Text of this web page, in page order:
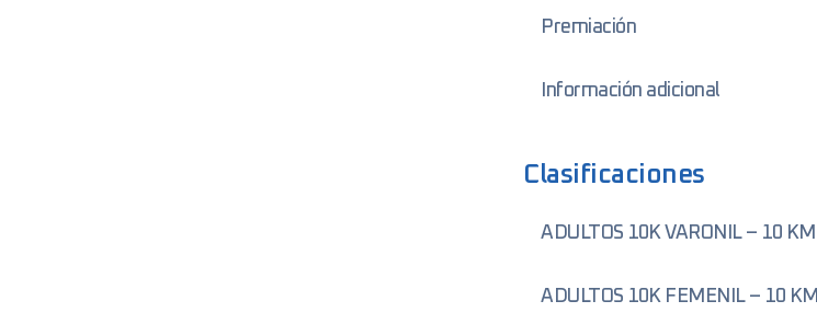
Premiación
Información adicional
Clasificaciones
ADULTOS 10K VARONIL – 10 KM
ADULTOS 10K FEMENIL – 10 KM